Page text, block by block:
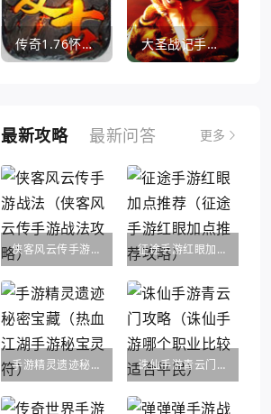
传奇1.76怀旧版打金服 大圣战记手游官方版
最新攻略 最新问答 更多
侠客风云传手游战法（侠客风云传手游战法攻略） 征途手游红眼加点推荐（征途手游红眼加点推荐攻略）
手游精灵遗迹秘密宝藏（热血江湖手游秘宝灵符） 诛仙手游青云门攻略（诛仙手游哪个职业比较适合平民）